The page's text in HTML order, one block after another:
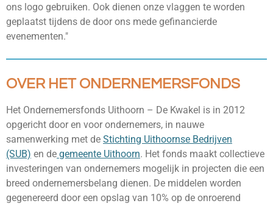
ons logo gebruiken. Ook dienen onze vlaggen te worden
geplaatst tijdens de door ons mede gefinancierde
evenementen."
OVER HET ONDERNEMERSFONDS
Het Ondernemersfonds Uithoorn – De Kwakel is in 2012
opgericht door en voor ondernemers, in nauwe
samenwerking met de Stichting Uithoornse Bedrijven
(SUB) en de gemeente Uithoorn. Het fonds maakt collectieve
investeringen van ondernemers mogelijk in projecten die een
breed ondernemersbelang dienen. De middelen worden
gegenereerd door een opslag van 10% op de onroerend